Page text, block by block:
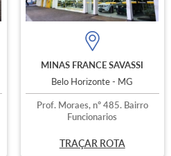
MINAS FRANCE SAVASSI
Belo Horizonte - MG
Prof. Moraes, nº 485. Bairro
Funcionarios
TRAÇAR ROTA